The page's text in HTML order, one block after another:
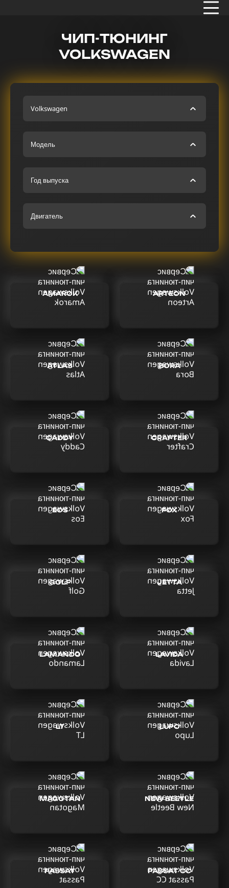
ЧИП-ТЮНИНГ
VOLKSWAGEN
Volkswagen
Модель
Год выпуска
Двигатель
AMAROK ARTEON
ATLAS BORA
CADDY CRAFTER
EOS FOX
GOLF JETTA
LAMANDO LAVIDA
LT LUPO
MAGOTAN NEW BEETLE
PASSAT PASSAT CC